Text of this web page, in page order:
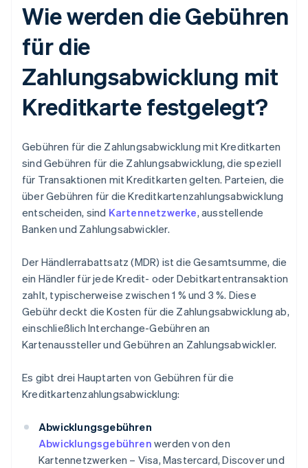
Wie werden die Gebühren
für die
Zahlungsabwicklung mit
Kreditkarte festgelegt?
Gebühren für die Zahlungsabwicklung mit Kreditkarten
sind Gebühren für die Zahlungsabwicklung, die speziell
für Transaktionen mit Kreditkarten gelten. Parteien, die
über Gebühren für die Kreditkartenzahlungsabwicklung
entscheiden, sind Kartennetzwerke, ausstellende
Banken und Zahlungsabwickler.
Der Händlerrabattsatz (MDR) ist die Gesamtsumme, die
ein Händler für jede Kredit- oder Debitkartentransaktion
zahlt, typischerweise zwischen 1 % und 3 %. Diese
Gebühr deckt die Kosten für die Zahlungsabwicklung ab,
einschließlich Interchange-Gebühren an
Kartenaussteller und Gebühren an Zahlungsabwickler.
Es gibt drei Hauptarten von Gebühren für die
Kreditkartenzahlungsabwicklung:
Abwicklungsgebühren
Abwicklungsgebühren werden von den
Kartennetzwerken – Visa, Mastercard, Discover und